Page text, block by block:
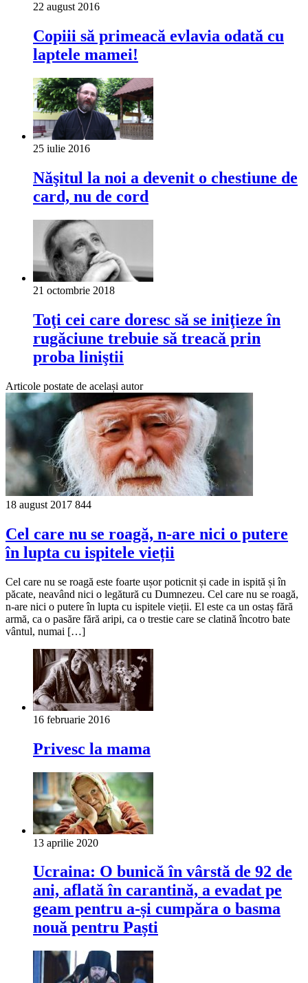
22 august 2016
Copiii să primeacă evlavia odată cu
laptele mamei!
25 iulie 2016
Năşitul la noi a devenit o chestiune de
card, nu de cord
21 octombrie 2018
Toţi cei care doresc să se iniţieze în
rugăciune trebuie să treacă prin
proba liniştii
Articole postate de același autor
18 august 2017 844
Cel care nu se roagă, n-are nici o putere
în lupta cu ispitele vieții
Сel care nu se roagă este foarte ușor poticnit și cade in ispită și în
păcate, neavând nici o legătură cu Dumnezeu. Cel care nu se roagă,
n-are nici o putere în lupta cu ispitele vieții. El este ca un ostaș fără
armă, ca o pasăre fără aripi, ca o trestie care se clatină încotro bate
vântul, numai […]
16 februarie 2016
Privesc la mama
13 aprilie 2020
Ucraina: O bunică în vârstă de 92 de
ani, aflată în carantină, a evadat pe
geam pentru a-și cumpăra o basma
nouă pentru Paști